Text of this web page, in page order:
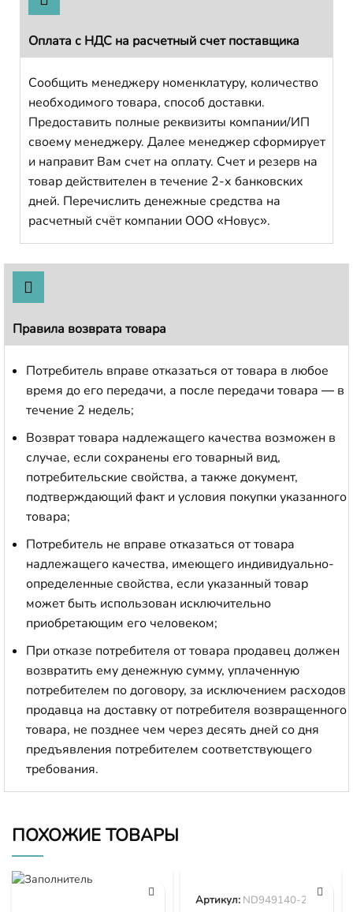
Оплата с НДС на расчетный счет поставщика
Сообщить менеджеру номенклатуру, количество
необходимого товара, способ доставки.
Предоставить полные реквизиты компании/ИП
своему менеджеру. Далее менеджер сформирует
и направит Вам счет на оплату. Счет и резерв на
товар действителен в течение 2-х банковских
дней. Перечислить денежные средства на
расчетный счёт компании ООО «Новус».
Правила возврата товара
Потребитель вправе отказаться от товара в любое
время до его передачи, а после передачи товара — в
течение 2 недель;
Возврат товара надлежащего качества возможен в
случае, если сохранены его товарный вид,
потребительские свойства, а также документ,
подтверждающий факт и условия покупки указанного
товара;
Потребитель не вправе отказаться от товара
надлежащего качества, имеющего индивидуально-
определенные свойства, если указанный товар
может быть использован исключительно
приобретающим его человеком;
При отказе потребителя от товара продавец должен
возвратить ему денежную сумму, уплаченную
потребителем по договору, за исключением расходов
продавца на доставку от потребителя возвращенного
товара, не позднее чем через десять дней со дня
предъявления потребителем соответствующего
требования.
ПОХОЖИЕ ТОВАРЫ
Артикул: ND949140-2570